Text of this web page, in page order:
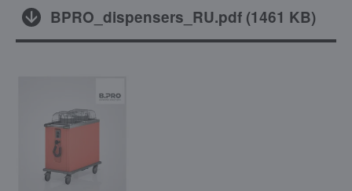
BPRO_dispensers_RU.pdf (1461 KB)